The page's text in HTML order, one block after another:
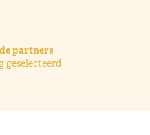
partners
geselecteerd